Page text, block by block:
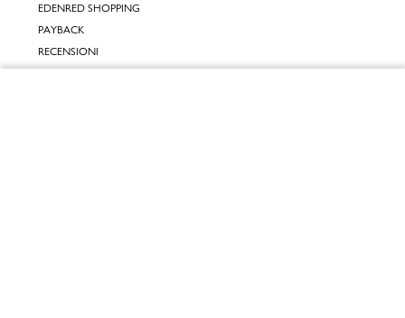
EDENRED SHOPPING
PAYBACK
RECENSIONI
INPOST DAYS